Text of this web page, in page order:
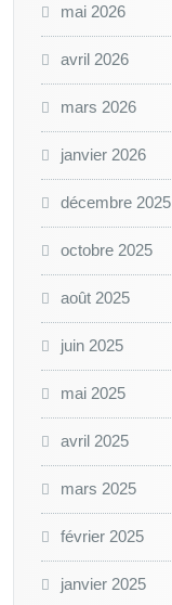
mai 2026
avril 2026
mars 2026
janvier 2026
décembre 2025
octobre 2025
août 2025
juin 2025
mai 2025
avril 2025
mars 2025
février 2025
janvier 2025